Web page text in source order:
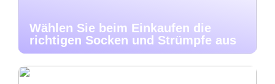
Wählen Sie beim Einkaufen die
richtigen Socken und Strümpfe aus